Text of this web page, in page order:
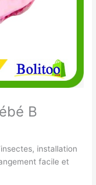
B
installation
facile et